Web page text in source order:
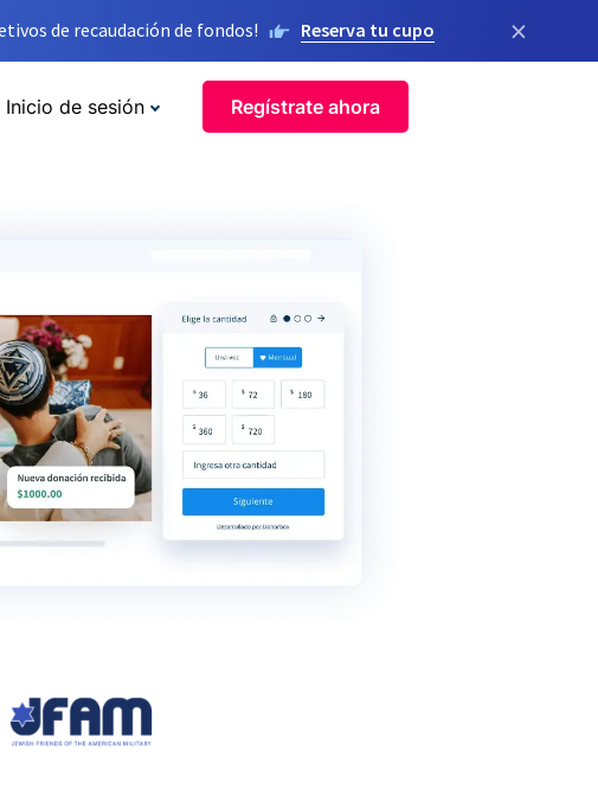
de recaudación de fondos! Reserva tu cupo ×
Inicio de sesión Regístrate ahora